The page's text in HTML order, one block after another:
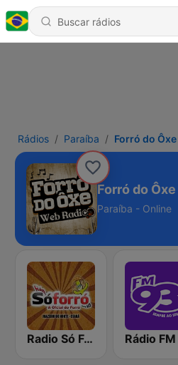
Rádios Paraíba Forró do
Forró do
Paraíba - Online
Radio Só Forro FM